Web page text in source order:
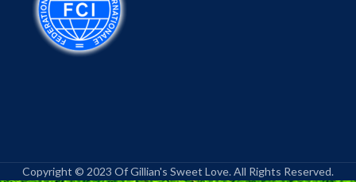
Copyright © 2023 Of Gillian's Sweet Love. All Rights Reserved.